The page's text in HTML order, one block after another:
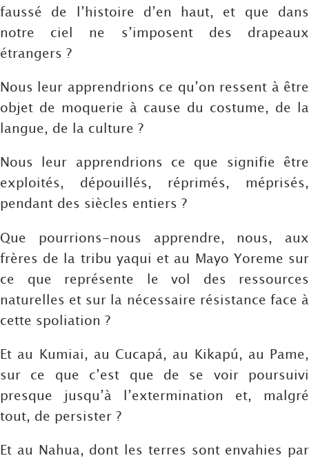
faussé de l’histoire d’en haut, et que dans
notre ciel ne s’imposent des drapeaux
étrangers ?
Nous leur apprendrions ce qu’on ressent à être
objet de moquerie à cause du costume, de la
langue, de la culture ?
Nous leur apprendrions ce que signifie être
exploités, dépouillés, réprimés, méprisés,
pendant des siècles entiers ?
Que pourrions-nous apprendre, nous, aux
frères de la tribu yaqui et au Mayo Yoreme sur
ce que représente le vol des ressources
naturelles et sur la nécessaire résistance face à
cette spoliation ?
Et au Kumiai, au Cucapá, au Kikapú, au Pame,
sur ce que c’est que de se voir poursuivi
presque jusqu’à l’extermination et, malgré
tout, de persister ?
Et au Nahua, dont les terres sont envahies par